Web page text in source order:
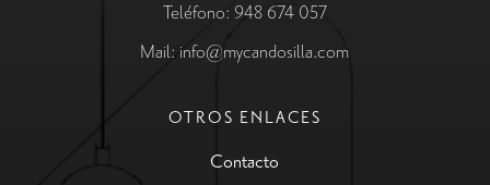
Teléfono: 948 674 057
Mail: info@mycandosilla.com
OTROS ENLACES
Contacto